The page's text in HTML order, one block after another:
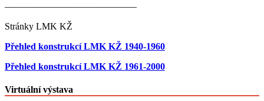
——————————————
Stránky LMK KŽ
Přehled konstrukcí LMK KŽ 1940-1960
Přehled konstrukcí LMK KŽ 1961-2000
Virtuální výstava